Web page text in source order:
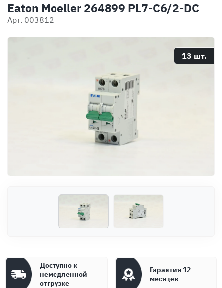
Вопросы и ответы
О компании
Eaton Moeller 264899 PL7-C6/2-DC
Арт. 003812
13 шт.
Доступно к
немедленной
отгрузке
Гарантия 12
месяцев